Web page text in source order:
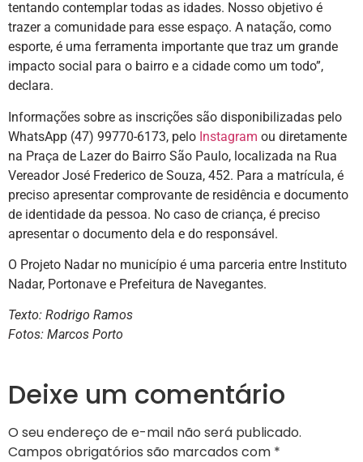
tentando contemplar todas as idades. Nosso objetivo é
trazer a comunidade para esse espaço. A natação, como
esporte, é uma ferramenta importante que traz um grande
impacto social para o bairro e a cidade como um todo”,
declara.
Informações sobre as inscrições são disponibilizadas pelo
WhatsApp (47) 99770-6173, pelo Instagram ou diretamente
na Praça de Lazer do Bairro São Paulo, localizada na Rua
Vereador José Frederico de Souza, 452. Para a matrícula, é
preciso apresentar comprovante de residência e documento
de identidade da pessoa. No caso de criança, é preciso
apresentar o documento dela e do responsável.
O Projeto Nadar no município é uma parceria entre Instituto
Nadar, Portonave e Prefeitura de Navegantes.
Texto: Rodrigo Ramos
Fotos: Marcos Porto
Deixe um comentário
O seu endereço de e-mail não será publicado.
Campos obrigatórios são marcados com *